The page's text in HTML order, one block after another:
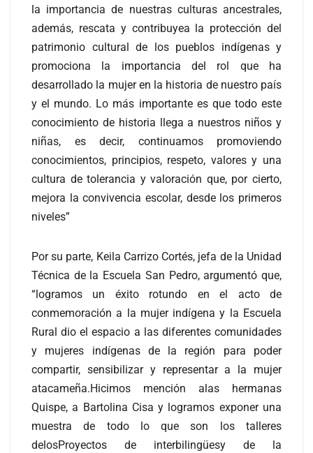
la importancia de nuestras culturas ancestrales,
además, rescata y contribuyea la protección del
patrimonio cultural de los pueblos indígenas y
promociona la importancia del rol que ha
desarrollado la mujer en la historia de nuestro país
y el mundo. Lo más importante es que todo este
conocimiento de historia llega a nuestros niños y
niñas, es decir, continuamos promoviendo
conocimientos, principios, respeto, valores y una
cultura de tolerancia y valoración que, por cierto,
mejora la convivencia escolar, desde los primeros
niveles”
Por su parte, Keila Carrizo Cortés, jefa de la Unidad
Técnica de la Escuela San Pedro, argumentó que,
“logramos un éxito rotundo en el acto de
conmemoración a la mujer indígena y la Escuela
Rural dio el espacio a las diferentes comunidades
y mujeres indígenas de la región para poder
compartir, sensibilizar y representar a la mujer
atacameña.Hicimos mención alas hermanas
Quispe, a Bartolina Cisa y logramos exponer una
muestra de todo lo que son los talleres
delosProyectos de interbilingüesy de la